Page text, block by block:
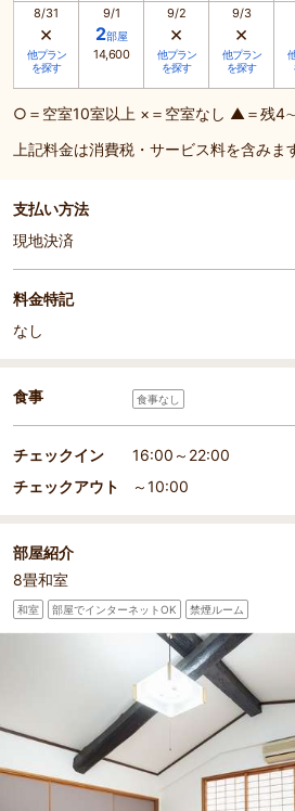
8/31
×
他プラン
を探す
9/1
2部屋
14,600
9/2
×
他プラン
を探す
9/3
×
他プラン
を探す
○＝空室10室以上 ×＝空室なし ▲＝残
上記料金は消費税・サービス料を含みま
支払い方法
現地決済
料金特記
なし
食事 食事なし
チェックイン
16:00～22:00
チェックアウト
～10:00
部屋紹介
8畳和室
和室 部屋でインターネットOK 禁煙ルーム
8畳の客室